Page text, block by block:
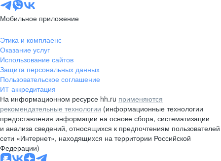
Мобильное приложение
Этика и комплаенс
Оказание услуг
Использование сайтов
Защита персональных данных
Пользовательское соглашение
ИТ аккредитация
На информационном ресурсе hh.ru применяются
рекомендательные технологии (информационные технологии
предоставления информации на основе сбора, систематизации
и анализа сведений, относящихся к предпочтениям пользователей
сети «Интернет», находящихся на территории Российской
Федерации)